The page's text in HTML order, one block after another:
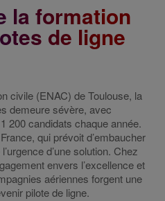
la formation
de ligne
civile (ENAC) de Toulouse, la
demeure sévère, avec
200 candidats chaque année.
qui prévoit d’embaucher
d’une solution. Chez
envers l’excellence et
aériennes forgent une
pilote de ligne.